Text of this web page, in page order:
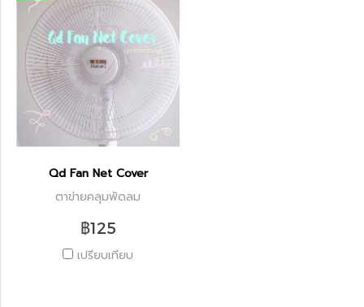
Qd Fan Net Cover
ตาข่ายคลุมพัดลม
฿125
เปรียบเทียบ